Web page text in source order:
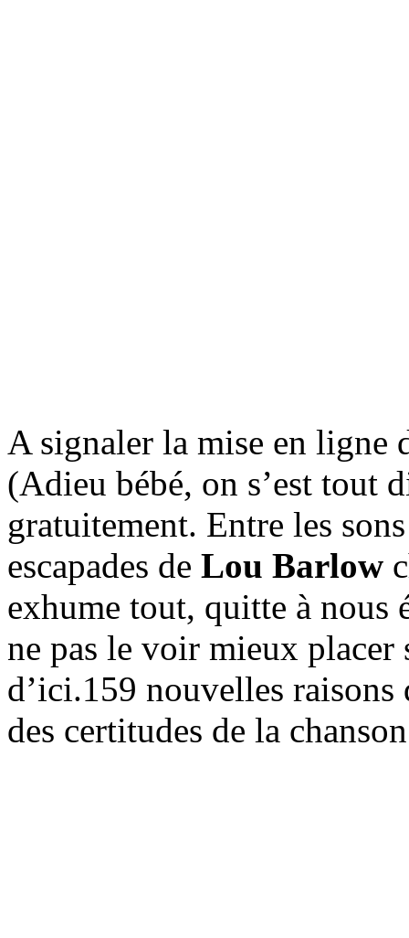
A signaler la mise en ligne
(Adieu bébé, on s’est tout
gratuitement. Entre les
escapades de Lou Barlow
exhume tout, quitte à nous
ne pas le voir mieux placer
d’ici.159 nouvelles
des certitudes de la